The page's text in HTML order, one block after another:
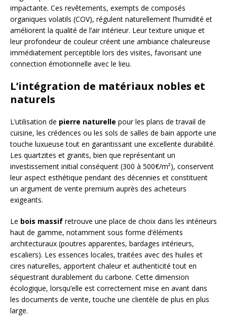
impactante. Ces revêtements, exempts de composés
organiques volatils (COV), régulent naturellement l’humidité et
améliorent la qualité de l’air intérieur. Leur texture unique et
leur profondeur de couleur créent une ambiance chaleureuse
immédiatement perceptible lors des visites, favorisant une
connection émotionnelle avec le lieu.
L’intégration de matériaux nobles et
naturels
L’utilisation de pierre naturelle pour les plans de travail de
cuisine, les crédences ou les sols de salles de bain apporte une
touche luxueuse tout en garantissant une excellente durabilité.
Les quartzites et granits, bien que représentant un
investissement initial conséquent (300 à 500€/m²), conservent
leur aspect esthétique pendant des décennies et constituent
un argument de vente premium auprès des acheteurs
exigeants.
Le bois massif retrouve une place de choix dans les intérieurs
haut de gamme, notamment sous forme d’éléments
architecturaux (poutres apparentes, bardages intérieurs,
escaliers). Les essences locales, traitées avec des huiles et
cires naturelles, apportent chaleur et authenticité tout en
séquestrant durablement du carbone. Cette dimension
écologique, lorsqu’elle est correctement mise en avant dans
les documents de vente, touche une clientèle de plus en plus
large.